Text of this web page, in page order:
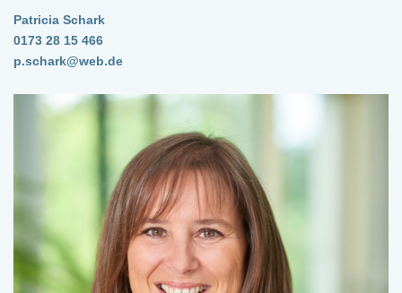
Patricia Schark
0173 28 15 466
p.schark@web.de